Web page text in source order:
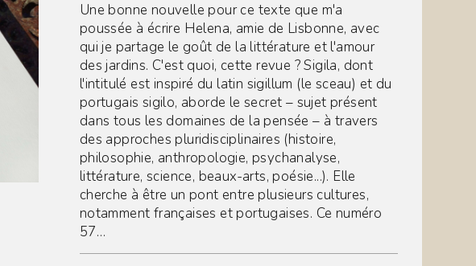
Une bonne nouvelle pour ce texte que m'a
poussée à écrire Helena, amie de Lisbonne, avec
qui je partage le goût de la littérature et l'amour
des jardins. C'est quoi, cette revue ? Sigila, dont
l'intitulé est inspiré du latin sigillum (le sceau) et du
portugais sigilo, aborde le secret – sujet présent
dans tous les domaines de la pensée – à travers
des approches pluridisciplinaires (histoire,
philosophie, anthropologie, psychanalyse,
littérature, science, beaux-arts, poésie...). Elle
cherche à être un pont entre plusieurs cultures,
notamment françaises et portugaises. Ce numéro
57…